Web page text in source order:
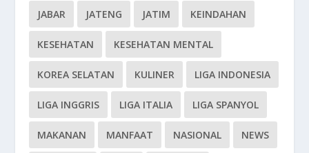
JABAR JATENG JATIM KEINDAHAN
KESEHATAN KESEHATAN MENTAL
KOREA SELATAN KULINER LIGA INDONESIA
LIGA INGGRIS LIGA ITALIA LIGA SPANYOL
MAKANAN MANFAAT NASIONAL NEWS